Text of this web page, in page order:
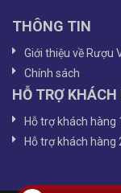
THÔNG TIN
Giới thiệu về Rượu
Chính sách
HỖ TRỢ
Hỗ trợ khách hàng
Hỗ trợ khách hàng